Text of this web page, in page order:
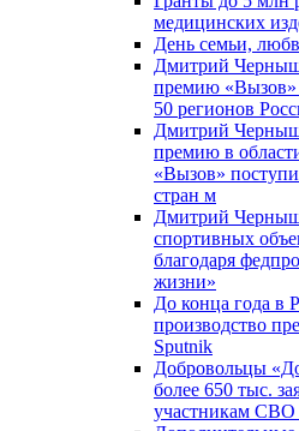
медицинских
День семьи,
Дмитрий
премию «Вызов»
50 регионов
Дмитрий
премию в
«Вызов»
стран м
Дмитрий
спортивных
благодаря
жизни»
До конца года в
производство
Sputnik
Добровольцы
более 650 тыс.
участникам СВО